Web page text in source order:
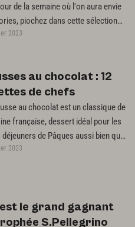
de la semaine où l'on aura envie
piochez dans cette sélection
de beignets joufflus…
2023
au chocolat : 12
de chefs
au chocolat est un classique de
française, dessert idéal pour les
de Pâques aussi bien que
goûters régressifs.…
2023
le grand gagnant
S.Pellegrino